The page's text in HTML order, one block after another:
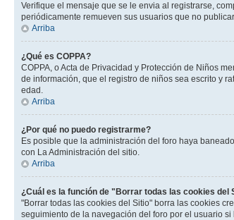
Verifique el mensaje que se le envia al registrarse,
periódicamente remueven sus usuarios que no
Arriba
¿Qué es COPPA?
COPPA, o Acta de Privacidad y Protección de Niños
de información, que el registro de niños sea escrito y
edad.
Arriba
¿Por qué no puedo registrarme?
Es posible que la administración del foro haya
con La Administración del sitio.
Arriba
¿Cuál es la función de "Borrar todas las cookies del
"Borrar todas las cookies del Sitio" borra las cookies
seguimiento de la navegación del foro por el usuario